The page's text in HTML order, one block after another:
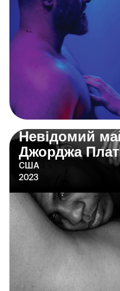
Невідомий
Джорджа
США
2023